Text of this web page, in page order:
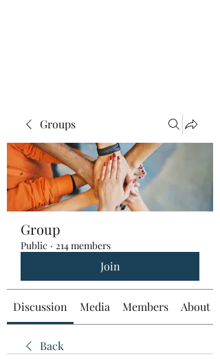
Groups
Group
Public · 214 members
Join
Discussion Media Members About
Back